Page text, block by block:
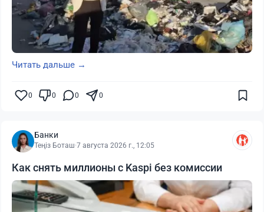
Читать дальше →
0 0 0 0
Банки
Теңіз Боташ·7 августа 2026 г., 12:05
Как снять миллионы с Kaspi без комиссии